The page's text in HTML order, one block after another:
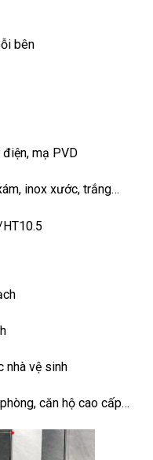
bên
mạ PVD
inox xước, trắng…
nhà vệ sinh
căn hộ cao cấp…